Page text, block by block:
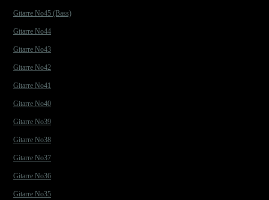
Gitarre No45 (Bass)
Gitarre No44
Gitarre No43
Gitarre No42
Gitarre No41
Gitarre No40
Gitarre No39
Gitarre No38
Gitarre No37
Gitarre No36
Gitarre No35